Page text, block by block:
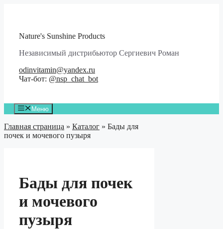
Nature's Sunshine Products
Независимый дистрибьютор Сергиевич Роман
odinvitamin@yandex.ru
Чат-бот: @nsp_chat_bot
Меню
Главная страница » Каталог » Бады для
почек и мочевого пузыря
Бады для почек
и мочевого
пузыря